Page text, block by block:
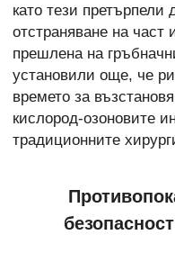
като тези претърпели
отстраняване на
прешлена на
установили още, че
времето за
кислород-озоновите
традиционните